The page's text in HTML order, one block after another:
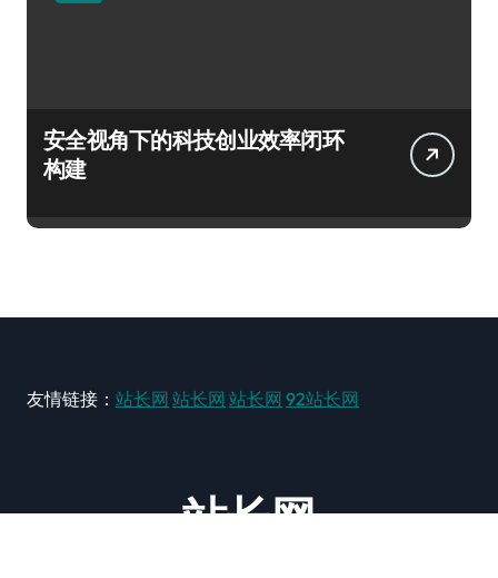
安全视角下的科技创业效率闭环
构建
友情链接： 站长网 站长网 站长网 92站长网
站长网